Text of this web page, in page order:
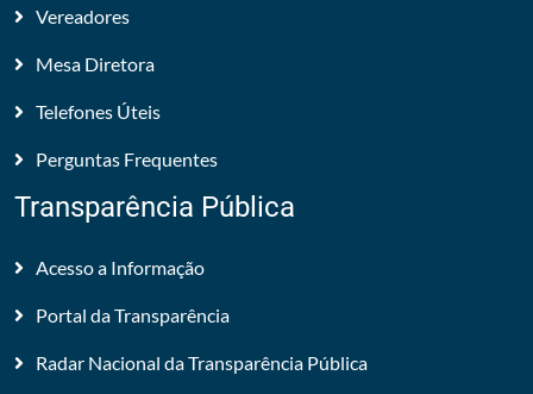
Vereadores
Mesa Diretora
Telefones Úteis
Perguntas Frequentes
Transparência Pública
Acesso a Informação
Portal da Transparência
Radar Nacional da Transparência Pública